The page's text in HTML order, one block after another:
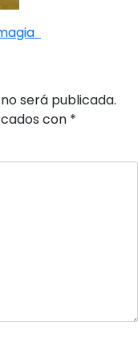
será publicada.
con *